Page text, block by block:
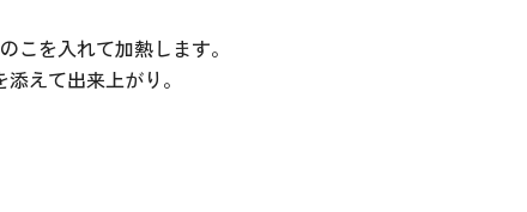
を入れて加熱します。
えて出来上がり。